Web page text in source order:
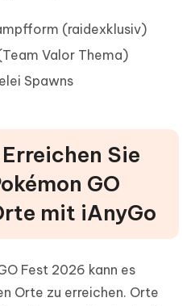
(raidexklusiv)
Valor Thema)
Spawns
Sie
GO
mit iAnyGo
Fest 2026 kann es
Orte zu erreichen. Orte